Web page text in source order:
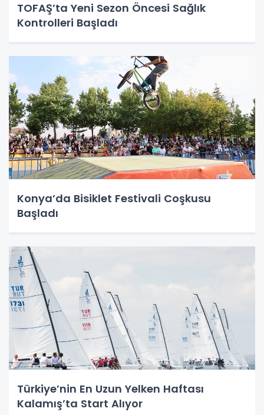
TOFAŞ’ta Yeni Sezon Öncesi Sağlık
Kontrolleri Başladı
Konya’da Bisiklet Festivali Coşkusu
Başladı
Türkiye’nin En Uzun Yelken Haftası
Kalamış’ta Start Alıyor